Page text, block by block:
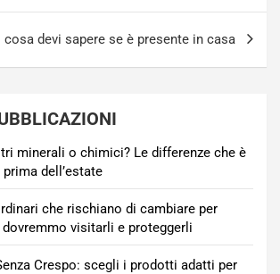
cosa devi sapere se è presente in casa
minerali o chimici? Le differenze che è
dell’estate
che rischiano di cambiare per
visitarli e proteggerli
Crespo: scegli i prodotti adatti per